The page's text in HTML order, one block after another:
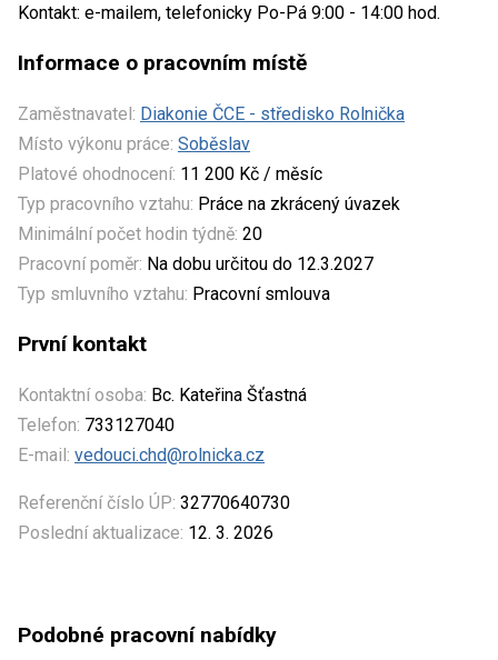
Kontakt: e-mailem, telefonicky Po-Pá 9:00 - 14:00 hod.
Informace o pracovním místě
Zaměstnavatel: Diakonie ČCE - středisko Rolnička
Místo výkonu práce: Soběslav
Platové ohodnocení: 11 200 Kč / měsíc
Typ pracovního vztahu: Práce na zkrácený úvazek
Minimální počet hodin týdně: 20
Pracovní poměr: Na dobu určitou do 12.3.2027
Typ smluvního vztahu: Pracovní smlouva
První kontakt
Kontaktní osoba: Bc. Kateřina Šťastná
Telefon: 733127040
E-mail: vedouci.chd@rolnicka.cz
Referenční číslo ÚP: 32770640730
Poslední aktualizace: 12. 3. 2026
Podobné pracovní nabídky